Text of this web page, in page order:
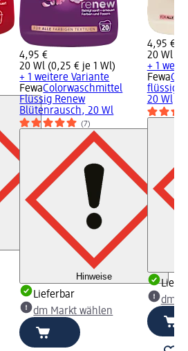
4,95 €
20 Wl (0,25 € je 1 Wl)
+ 1 weitere Variante
FewaColorwaschmittel
Flüssig Renew
Blütenrausch, 20 Wl
(7)
Hinweise
Lieferbar
dm Markt wählen
4,95 €
20 Wl
+ 1
Fewa
flüssig
20 Wl
dm